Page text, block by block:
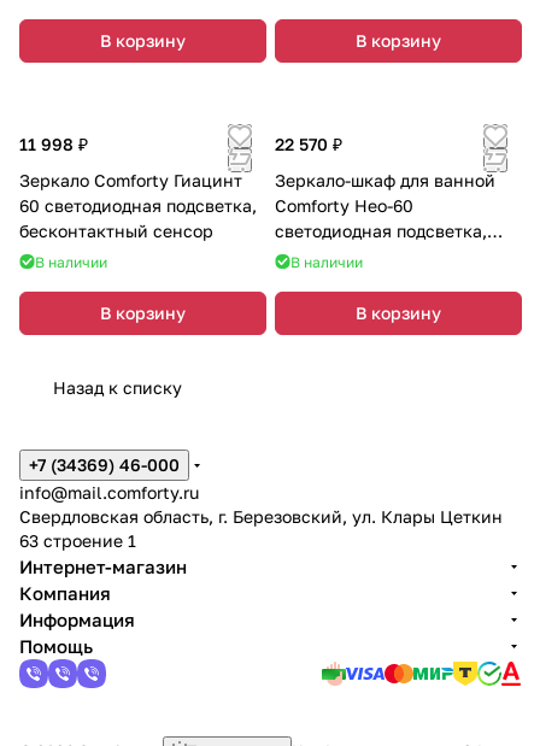
В корзину В корзину
11 998 ₽
Зеркало Comforty Гиацинт
60 светодиодная подсветка,
бесконтактный сенсор
В наличии
В корзину
22 570 ₽
Зеркало-шкаф для ванной
Comforty Нео-60
светодиодная подсветка,
бесконтактный сенсор
В наличии
В корзину
Назад к списку
+7 (34369) 46-000
info@mail.comforty.ru
Свердловская область, г. Березовский, ул. Клары Цеткин
63 строение 1
Интернет-магазин
Компания
Информация
Помощь